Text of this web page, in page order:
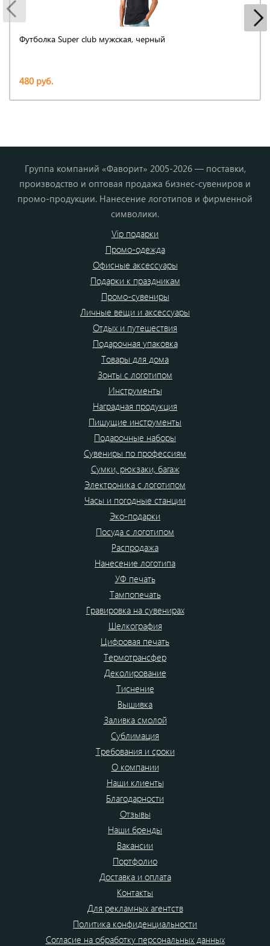
Футболка Super club мужская, черный
480 руб.
Группа компаний «Фаворит» 2005-2026 — поставки,
производство и оптовая продажа бизнес-сувениров и
промо-продукции. Нанесение логотипов и фирменной
символики.
Vip подарки
Промо-одежда
Офисные аксессуары
Подарки к праздникам
Промо-сувениры
Личные вещи и аксессуары
Отдых и путешествия
Подарочная упаковка
Товары для дома
Зонты с логотипом
Инструменты
Наградная продукция
Пишущие инструменты
Подарочные наборы
Сувениры по профессиям
Сумки, рюкзаки, багаж
Электроника с логотипом
Часы и погодные станции
Эко-подарки
Посуда с логотипом
Распродажа
Нанесение логотипа
УФ печать
Тампопечать
Гравировка на сувенирах
Шелкография
Цифровая печать
Термотрансфер
Деколирование
Тиснение
Вышивка
Заливка смолой
Сублимация
Требования и сроки
О компании
Наши клиенты
Благодарности
Отзывы
Наши бренды
Вакансии
Портфолио
Доставка и оплата
Контакты
Для рекламных агентств
Политика конфиденциальности
Согласие на обработку персональных данных